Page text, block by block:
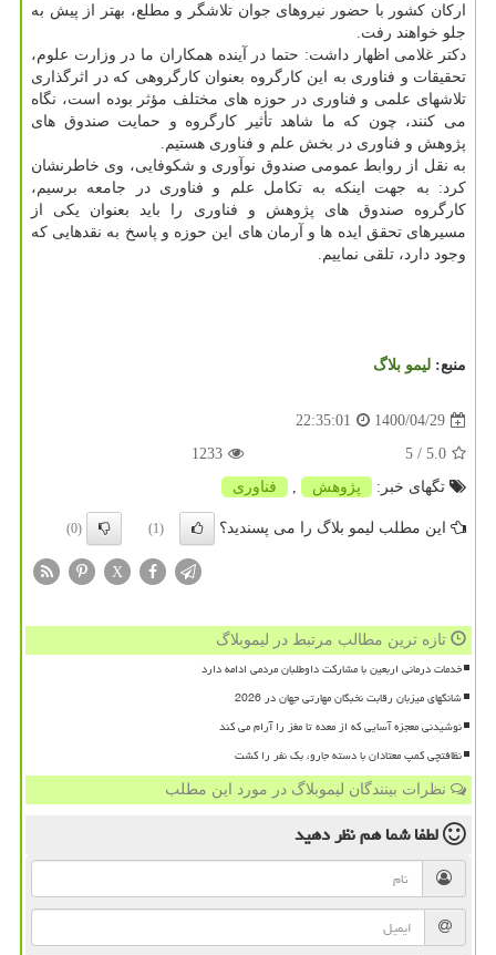
ارکان کشور با حضور نیروهای جوان تلاشگر و مطلع، بهتر از پیش به
جلو خواهند رفت.
دکتر غلامی اظهار داشت: حتما در آینده همکاران ما در وزارت علوم،
تحقیقات و فناوری به این کارگروه بعنوان کارگروهی که در اثرگذاری
تلاشهای علمی و فناوری در حوزه های مختلف مؤثر بوده است، نگاه
می کنند، چون که ما شاهد تأثیر کارگروه و حمایت صندوق های
پژوهش و فناوری در بخش علم و فناوری هستیم.
به نقل از روابط عمومی صندوق نوآوری و شکوفایی، وی خاطرنشان
کرد: به جهت اینکه به تکامل علم و فناوری در جامعه برسیم،
کارگروه صندوق های پژوهش و فناوری را باید بعنوان یکی از
مسیرهای تحقق ایده ها و آرمان های این حوزه و پاسخ به نقدهایی که
وجود دارد، تلقی نماییم.
منبع: لیمو بلاگ
1400/04/29
22:35:01
5.0
/ 5
1233
تگهای خبر:
پژوهش , فناوری
این مطلب لیمو بلاگ را می پسندید؟ (1)
(0)
X
تازه ترین مطالب مرتبط در لیموبلاگ
خدمات درمانی اربعین با مشارکت داوطلبان مردمی ادامه دارد
شانگهای میزبان رقابت نخبگان مهارتی جهان در 2026
نوشیدنی معجزه آسایی که از معده تا مغز را آرام می کند
نظافتچی کمپ معتادان با دسته جارو، بک نفر را کشت
نظرات بینندگان لیموبلاگ در مورد این مطلب
لطفا شما همنظر دهید